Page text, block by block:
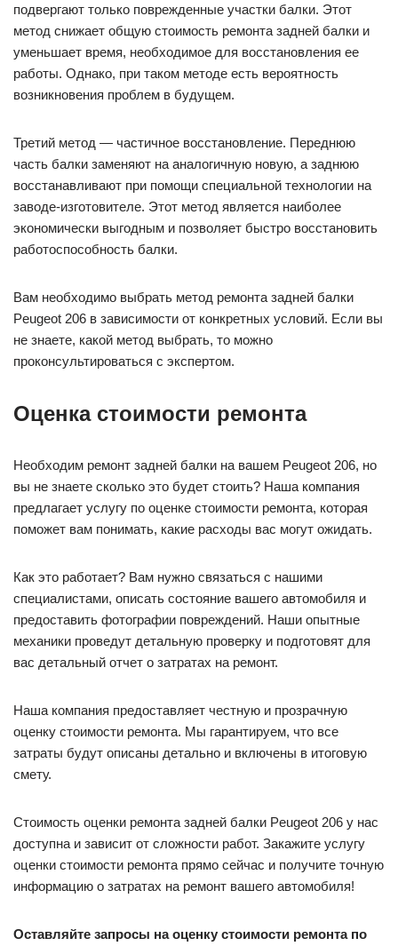
подвергают только поврежденные участки балки. Этот
метод снижает общую стоимость ремонта задней балки и
уменьшает время, необходимое для восстановления ее
работы. Однако, при таком методе есть вероятность
возникновения проблем в будущем.
Третий метод — частичное восстановление. Переднюю
часть балки заменяют на аналогичную новую, а заднюю
восстанавливают при помощи специальной технологии на
заводе-изготовителе. Этот метод является наиболее
экономически выгодным и позволяет быстро восстановить
работоспособность балки.
Вам необходимо выбрать метод ремонта задней балки
Peugeot 206 в зависимости от конкретных условий. Если вы
не знаете, какой метод выбрать, то можно
проконсультироваться с экспертом.
Оценка стоимости ремонта
Необходим ремонт задней балки на вашем Peugeot 206, но
вы не знаете сколько это будет стоить? Наша компания
предлагает услугу по оценке стоимости ремонта, которая
поможет вам понимать, какие расходы вас могут ожидать.
Как это работает? Вам нужно связаться с нашими
специалистами, описать состояние вашего автомобиля и
предоставить фотографии повреждений. Наши опытные
механики проведут детальную проверку и подготовят для
вас детальный отчет о затратах на ремонт.
Наша компания предоставляет честную и прозрачную
оценку стоимости ремонта. Мы гарантируем, что все
затраты будут описаны детально и включены в итоговую
смету.
Стоимость оценки ремонта задней балки Peugeot 206 у нас
доступна и зависит от сложности работ. Закажите услугу
оценки стоимости ремонта прямо сейчас и получите точную
информацию о затратах на ремонт вашего автомобиля!
Оставляйте запросы на оценку стоимости ремонта по